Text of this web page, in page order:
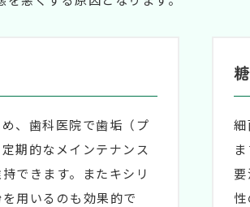
、歯科医院で歯垢（プ
期的なメインテナンス
できます。またキシリ
用いるのも効果的で